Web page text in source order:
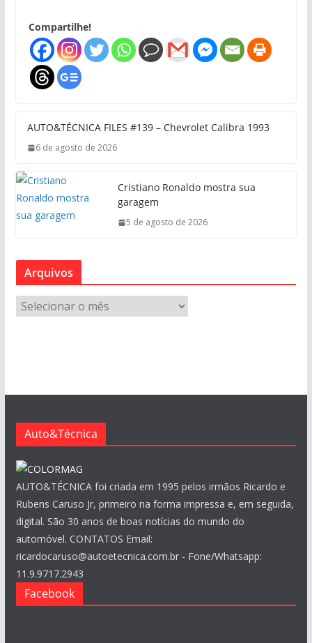
Compartilhe!
AUTO&TÉCNICA FILES #139 – Chevrolet Calibra 1993
6 de agosto de 2026
Cristiano Ronaldo mostra sua
garagem
5 de agosto de 2026
Arquivos
s
Auto&Técnica
AUTO&TÉCNICA foi criada em 1995 pelos irmãos Ricardo e
Rubens Caruso Jr, primeiro na forma impressa e, em seguida,
digital. São 30 anos de boas notícias do mundo do
automóvel. CONTATOS Email:
ricardocaruso@autoetecnica.com.br - Fone/Whatsapp:
11.9.9717.2943
Facebook